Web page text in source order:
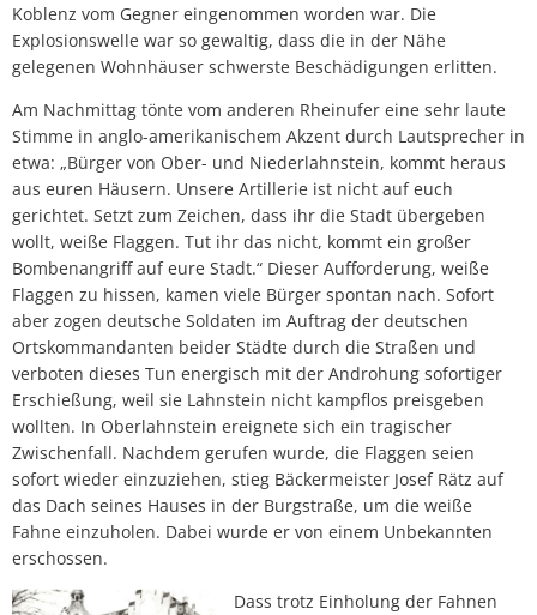
Koblenz vom Gegner eingenommen worden war. Die
Explosionswelle war so gewaltig, dass die in der Nähe
gelegenen Wohnhäuser schwerste Beschädigungen erlitten.
Am Nachmittag tönte vom anderen Rheinufer eine sehr laute
Stimme in anglo-amerikanischem Akzent durch Lautsprecher in
etwa: „Bürger von Ober- und Niederlahnstein, kommt heraus
aus euren Häusern. Unsere Artillerie ist nicht auf euch
gerichtet. Setzt zum Zeichen, dass ihr die Stadt übergeben
wollt, weiße Flaggen. Tut ihr das nicht, kommt ein großer
Bombenangriff auf eure Stadt.“ Dieser Aufforderung, weiße
Flaggen zu hissen, kamen viele Bürger spontan nach. Sofort
aber zogen deutsche Soldaten im Auftrag der deutschen
Ortskommandanten beider Städte durch die Straßen und
verboten dieses Tun energisch mit der Androhung sofortiger
Erschießung, weil sie Lahnstein nicht kampflos preisgeben
wollten. In Oberlahnstein ereignete sich ein tragischer
Zwischenfall. Nachdem gerufen wurde, die Flaggen seien
sofort wieder einzuziehen, stieg Bäckermeister Josef Rätz auf
das Dach seines Hauses in der Burgstraße, um die weiße
Fahne einzuholen. Dabei wurde er von einem Unbekannten
erschossen.
Dass trotz Einholung der Fahnen